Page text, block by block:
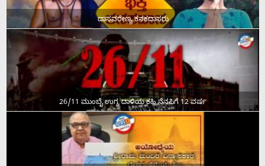
ದಾಸವರೇಣ್ಯ ಕನಕದಾಸರು
26/11 ಮುಂಬೈ ಉಗ್ರ ದಾಳಿಯ ಕಹಿ ನೆನಪಿಗೆ 12 ವರ್ಷ